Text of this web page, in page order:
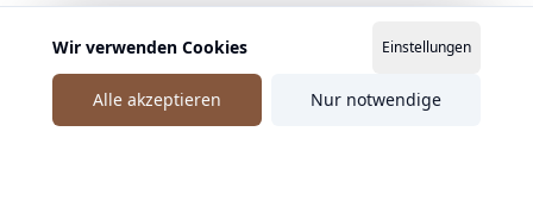
Wir verwenden Cookies Einstellungen
Nur notwendige
Alle akzeptieren